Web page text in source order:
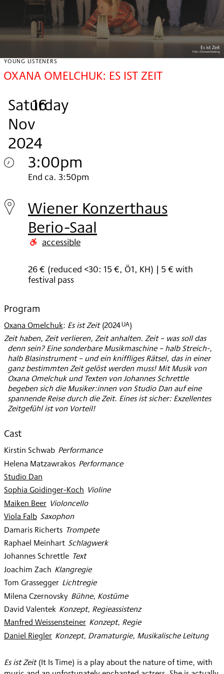
Es ist Zeit
Foto: Clemens Nestroy
YOUNG LISTENERS
OXANA OMELCHUK: ES IST ZEIT
Saturday
, 16
.
Nov
2024
.
3:00pm
Saturday
16.
Nov
2024
End ca. 3:50pm
Wiener Konzerthaus
Berio-Saal
accessible
26 € (reduced <30: 15 €, Ö1, KH) | 5 € with
festival pass
Program
Oxana Omelchuk: Es ist Zeit (2024UA)
Zeit haben, Zeit verlieren, Zeit anhalten. Zeit – was soll das
denn sein? Eine sonderbare Musikmaschine – halb Streich-,
halb Blasinstrument – und ein kniffliges Rätsel, das in einer
ganz bestimmten Zeit gelöst werden muss! Mit Musik von
Oxana Omelchuk und Texten von Johannes Schrettle
begeben sich die Musiker:innen von Studio Dan auf eine
spannende Reise durch die Zeit. Eines ist sicher: Exzellentes
Zeitgefühl ist von Vorteil!
Cast
Kirstin Schwab
: Performance
Helena Matzawrakos
: Performance
Studio Dan
Sophia Goidinger-Koch: Violine
Maiken Beer
: Violoncello
Viola Falb
: Saxophon
Damaris Richerts
: Trompete
Raphael Meinhart
: Schlagwerk
Johannes Schrettle
: Text
Joachim Zach: Klangregie
Tom Grassegger
: Lichtregie
Milena Czernovsky
: Bühne, Kostüme
David Valentek
: Konzept, Regieassistenz
Manfred Weissensteiner
: Konzept, Regie
Daniel Riegler
: Konzept, Dramaturgie, Musikalische Leitung
Es ist Zeit(It Is Time) is a play about the nature of time, with